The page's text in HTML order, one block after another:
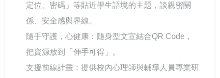
定位、密碼」等貼近學生語境的主題，談親密關
係、安全感與界線。
隨手守護，心健康：隨身型文宣結合QR Code，
把資源放到「伸手可得」。
支援前線計畫：提供校內心理師與輔導人員專業研